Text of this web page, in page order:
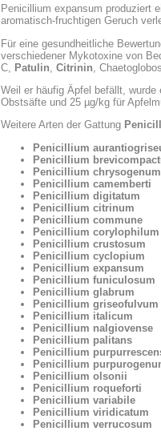
Penicillium expansum produziert
aromatisch-fruchtigen Geruch
Für eine gesundheitliche
verschiedener Mykotoxine von
C, Patulin Citrinin ,
Weil er häufig Äpfel befällt,
Obstsäfte und 25 µg/kg für
Weitere Arten der Gattung
Penicillium
Penicillium
Penicillium chrysogenum
Penicillium camemberti
Penicillium digitatum
Penicillium citrinum
Penicillium commune
Penicillium corylophilum
Penicillium crustosum
Penicillium cyclopium
Penicillium expansum
Penicillium funiculosum
Penicillium glabrum
Penicillium griseofulvum
Penicillium italicum
Penicillium nalgiovense
Penicillium palitans
Penicillium
Penicillium
Penicillium olsonii
Penicillium roqueforti
Penicillium variabile
Penicillium viridicatum
Penicillium verrucosum